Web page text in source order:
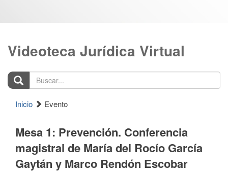
Videoteca Jurídica Virtual
Buscar...
Inicio Evento
Mesa 1: Prevención. Conferencia
magistral de María del Rocío García
Gaytán y Marco Rendón Escobar